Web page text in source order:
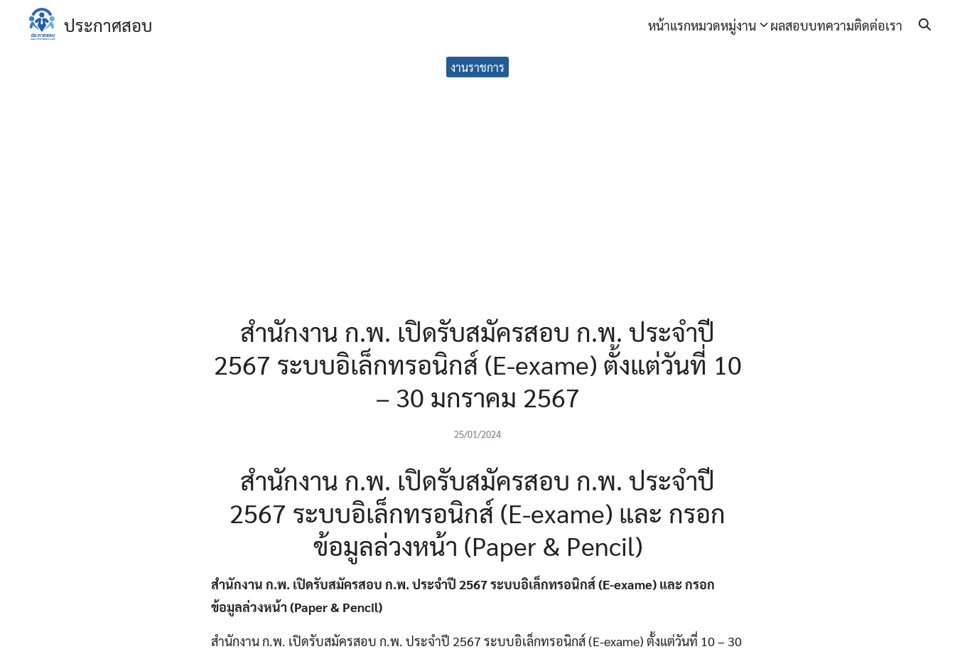
ประกาศสอบ หน้าแรกหมวดหมู่งาน ผลสอบบทความติดต่อเรา
งานราชการ
สำนักงาน ก.พ. เปิดรับสมัครสอบ ก.พ. ประจำปี
2567 ระบบอิเล็กทรอนิกส์ (E-exame) ตั้งแต่วันที่ 10
– 30 มกราคม 2567
25/01/2024
สำนักงาน ก.พ. เปิดรับสมัครสอบ ก.พ. ประจำปี
2567 ระบบอิเล็กทรอนิกส์ (E-exame) และ กรอก
ข้อมูลล่วงหน้า (Paper & Pencil)
สำนักงาน ก.พ. เปิดรับสมัครสอบ ก.พ. ประจำปี 2567 ระบบอิเล็กทรอนิกส์ (E-exame) และ กรอก
ข้อมูลล่วงหน้า (Paper & Pencil)
สำนักงาน ก.พ. เปิดรับสมัครสอบ ก.พ. ประจำปี 2567 ระบบอิเล็กทรอนิกส์ (E-exame) ตั้งแต่วันที่ 10 – 30